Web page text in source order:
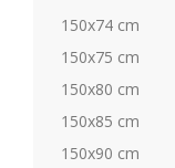
150x74 cm
150x75 cm
150x80 cm
150x85 cm
150x90 cm